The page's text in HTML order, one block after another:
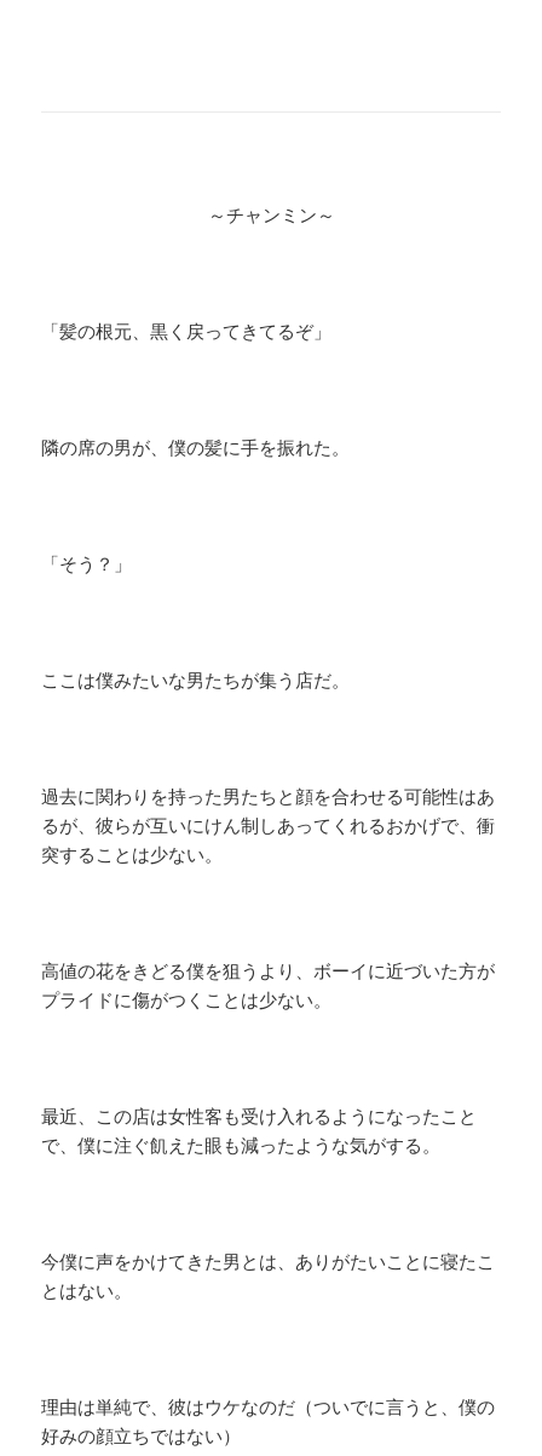
～チャンミン～
「髪の根元、黒く戻ってきてるぞ」
隣の席の男が、僕の髪に手を振れた。
「そう？」
ここは僕みたいな男たちが集う店だ。
過去に関わりを持った男たちと顔を合わせる可能性はあ
るが、彼らが互いにけん制しあってくれるおかげで、衝
突することは少ない。
高値の花をきどる僕を狙うより、ボーイに近づいた方が
プライドに傷がつくことは少ない。
最近、この店は女性客も受け入れるようになったこと
で、僕に注ぐ飢えた眼も減ったような気がする。
今僕に声をかけてきた男とは、ありがたいことに寝たこ
とはない。
理由は単純で、彼はウケなのだ（ついでに言うと、僕の
好みの顔立ちではない）